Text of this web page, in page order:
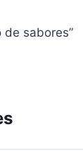
sabores”